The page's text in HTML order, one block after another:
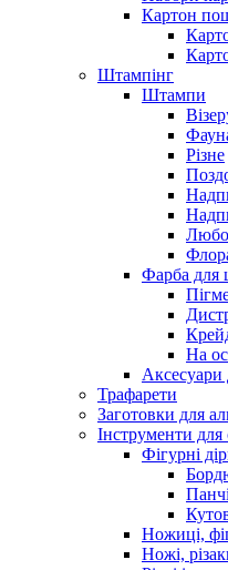
Картон
Штампінг
Штампи
Різне
Фарба для
На
Аксесуари
Трафарети
Заготовки для
Інструменти
Фігурні
Ножиці,
Ножі,